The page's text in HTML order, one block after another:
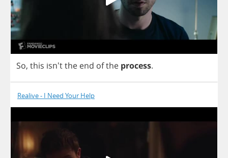
So, this isn'tthe end ofthe process.
Realive - I Need Your Help